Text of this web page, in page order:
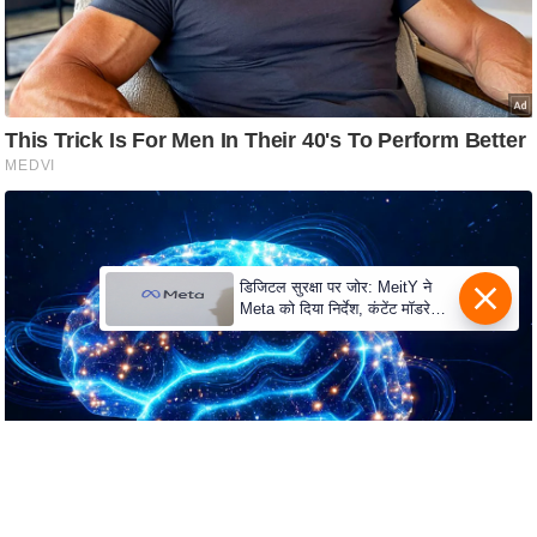
e
l
L
o
k
s
b
h
c
h
u
n
डिजिटल सुरक्षा पर जोर: MeitY ने
Meta को दिया निर्देश, कंटेंट मॉडरेशन
मजबूत करे